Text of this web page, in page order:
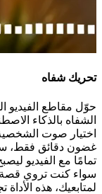
تحريك شفاه
حوّل مقاطع
الشفاه بالذكاء
اختيار صوت
غضون دقائق فقط،
تمامًا مع الفيديو
سواء كنت تروي
لمتابعيك، هذه